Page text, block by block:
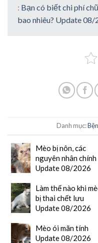
: Bạn có biết chi phí
bao nhiêu? Update 08/
Danh mục:
Mèo bị nôn, các
nguyên nhân chính
Update 08/2026
Làm thế nào khi
bị thai chết lưu
Update 08/2026
Mèo ói mãn tính
Update 08/2026